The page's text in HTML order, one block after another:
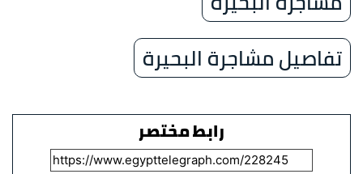
تفاصيل مشاجرة البحيرة
رابط مختصر